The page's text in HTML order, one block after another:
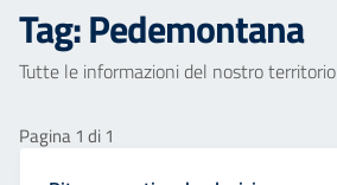
Tag:Pedemontana
Tutte le informazioni del nostro territorio
Pagina 1 di 1